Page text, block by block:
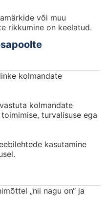
või muu
rikkumine on keelatud.
kolmandate
kolmandate
turvalisuse ega
kasutamine
„nii nagu on“ ja